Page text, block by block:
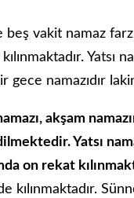
beş vakit namaz farz
Yatsı
gece namazıdır
akşam
Yatsı
on rekat
kılınmaktadır.